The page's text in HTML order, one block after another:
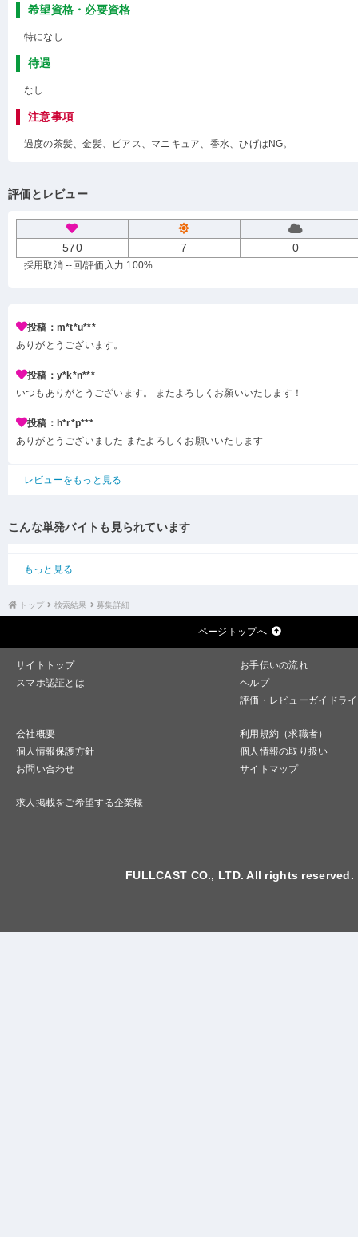
希望資格・必要資格
特になし
待遇
なし
注意事項
過度の茶髪、金髪、ピアス、マニキュア、香水、ひげはNG。
評価とレビュー
570 7 0
採用取消 --回/評価入力 100%
投稿：m*t*u***
ありがとうございます。
投稿：y*k*n***
いつもありがとうございます。 またよろしくお願いいたします！
投稿：h*r*p***
ありがとうございました またよろしくお願いいたします
レビューをもっと見る
こんな単発バイトも見られています
もっと見る
トップ 検索結果 募集詳細
ページトップへ
サイトトップ
お手伝いの流れ
スマホ認証とは
ヘルプ
評価・レビューガイドラ
会社概要
利用規約（求職者）
個人情報保護方針
個人情報の取り扱い
お問い合わせ
サイトマップ
求人掲載をご希望する企業様
FULLCAST CO., LTD. All rights reserved.